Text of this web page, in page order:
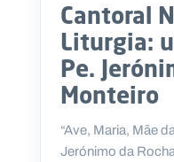
Cantoral
Liturgia:
Pe.
Monteiro
“Ave, Maria, Mãe
Jerónimo da
N
e
w
s
e
tt
r